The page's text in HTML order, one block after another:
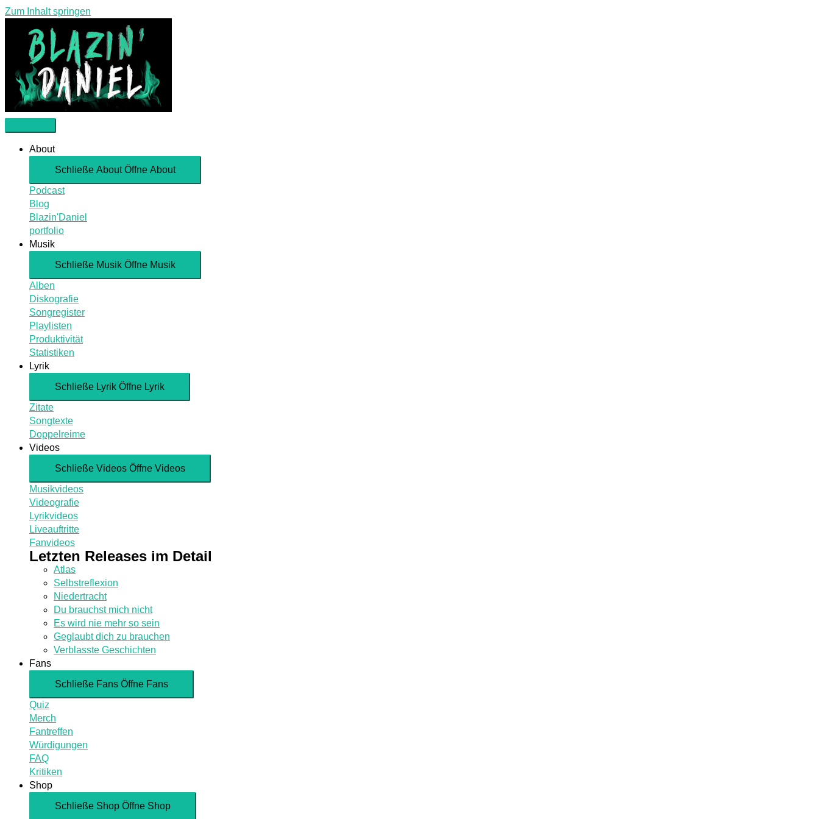
Zum Inhalt springen
About
Schließe About Öffne About
Podcast
Blog
Blazin'Daniel
portfolio
Musik
Schließe Musik Öffne Musik
Alben
Diskografie
Songregister
Playlisten
Produktivität
Statistiken
Lyrik
Schließe Lyrik Öffne Lyrik
Zitate
Songtexte
Doppelreime
Videos
Schließe Videos Öffne Videos
Musikvideos
Videografie
Lyrikvideos
Liveauftritte
Fanvideos
Letzten Releases im Detail
Atlas
Selbstreflexion
Niedertracht
Du brauchst mich nicht
Es wird nie mehr so sein
Geglaubt dich zu brauchen
Verblasste Geschichten
Fans
Schließe Fans Öffne Fans
Quiz
Merch
Fantreffen
Würdigungen
FAQ
Kritiken
Shop
Schließe Shop Öffne Shop